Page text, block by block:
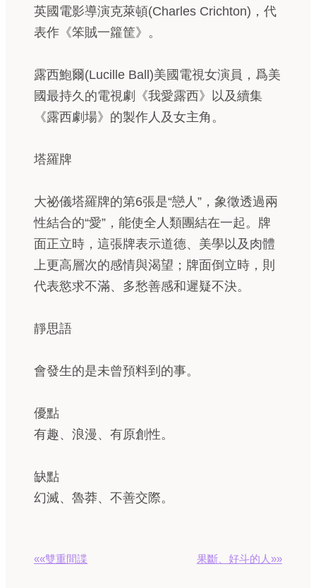
英國電影導演克萊頓(Charles Crichton)，代
表作《笨賊一籮筐》。
露西鮑爾(Lucille Ball)美國電視女演員，爲美
國最持久的電視劇《我愛露西》以及續集
《露西劇場》的製作人及女主角。
塔羅牌
大祕儀塔羅牌的第6張是“戀人”，象徵透過兩
性結合的“愛”，能使全人類團結在一起。牌
面正立時，這張牌表示道德、美學以及肉體
上更高層次的感情與渴望；牌面倒立時，則
代表慾求不滿、多愁善感和遲疑不決。
靜思語
會發生的是未曾預料到的事。
優點
有趣、浪漫、有原創性。
缺點
幻滅、魯莽、不善交際。
««雙重間諜 果斷、好斗的人»»